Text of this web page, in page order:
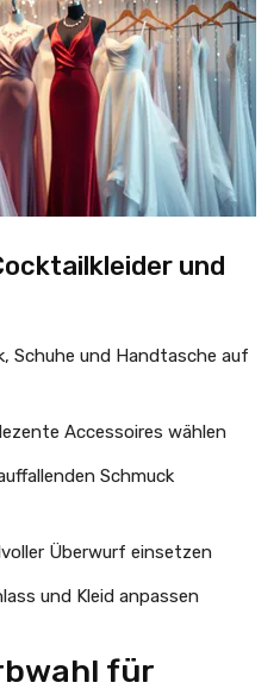
und
Schuhe und Handtasche auf
Accessoires wählen
Schmuck
Überwurf einsetzen
und Kleid anpassen
für